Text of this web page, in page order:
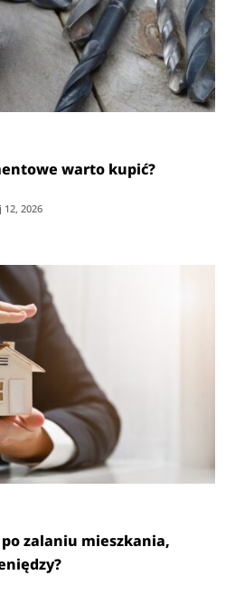
warto kupić?
12, 2026
po zalaniu mieszkania,